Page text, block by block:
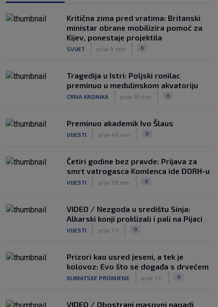
SK prije 5 h
Zekić sasuo kritike nakon remija: ‘O
problemima možemo pričati tri dana’
Kritična zima pred vratima: Britanski
ministar obrane mobilizira pomoć za
Kijev, ponestaje projektila
SVIJET prije 4 min 0
Tragedija u Istri: Poljski ronilac
preminuo u medulinskom akvatoriju
CRNA KRONIKA prije 16 min 0
Preminuo akademik Ivo Šlaus
VIJESTI prije 49 min 0
Četiri godine bez pravde: Prijava za
smrt vatrogasca Komlenca ide DORH-u
VIJESTI prije 59 min 0
VIDEO / Nezgoda u središtu Sinja:
Alkarski konji proklizali i pali na Pijaci
VIJESTI prije 1 h 0
Prizori kao usred jeseni, a tek je
kolovoz: Evo što se događa s drvećem
KLIMATSKE PROMJENE prije 1 h 0
VIDEO / Obostrani masovni napadi